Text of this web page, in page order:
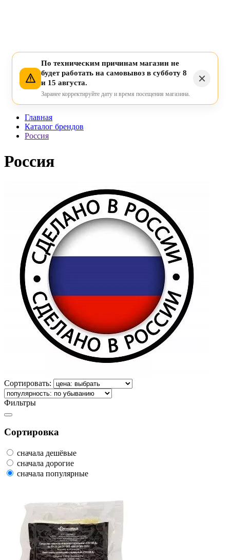
По техническим причинам магазин не
будет работать на самовывоз в субботу 8
и 15 августа.
Заранее корректируйте дату и время посещения магазина.
Главная
Каталог брендов
Россия
Россия
Сортировать:
Фильтры
Сортировка
сначала дешёвые
сначала дорогие
сначала популярные